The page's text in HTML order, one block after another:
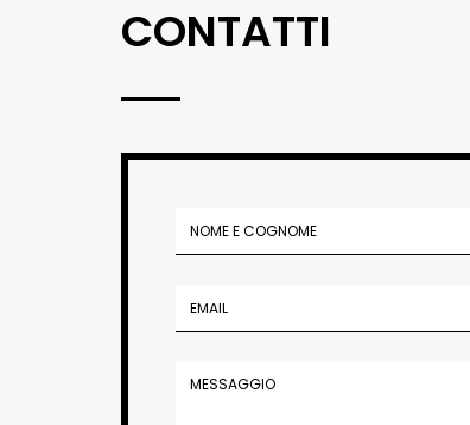
CONTATTI